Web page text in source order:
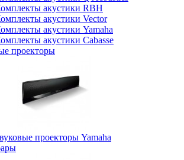
акустики RBH
акустики Vector
акустики Yamaha
акустики Сabasse
проекторы
проекторы Yamaha